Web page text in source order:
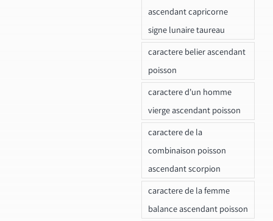
ascendant capricorne
signe lunaire taureau
caractere belier ascendant
poisson
caractere d'un homme
vierge ascendant poisson
caractere de la
combinaison poisson
ascendant scorpion
caractere de la femme
balance ascendant poisson